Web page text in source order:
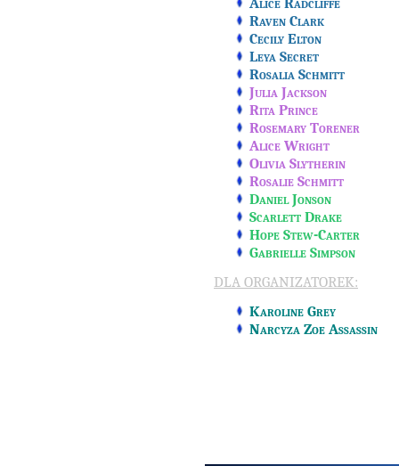
Raven Clark
Cecily Elton
Leya Secret
Rosalia Schmitt
Julia Jackson
Rita Prince
Rosemary Torener
Alice Wright
Olivia Slytherin
Rosalie Schmitt
Daniel Jonson
Scarlett Drake
Hope Stew-Carter
Gabrielle Simpson
DLA ORGANIZATOREK:
Karoline Grey
Narcyza Zoe Assassin